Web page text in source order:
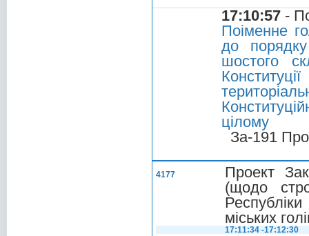
17:10:57 -
Поіменне
до
шостого
цілому
За-191
4177
Проект
(щодо
міських
17:11:34 -17:12:30